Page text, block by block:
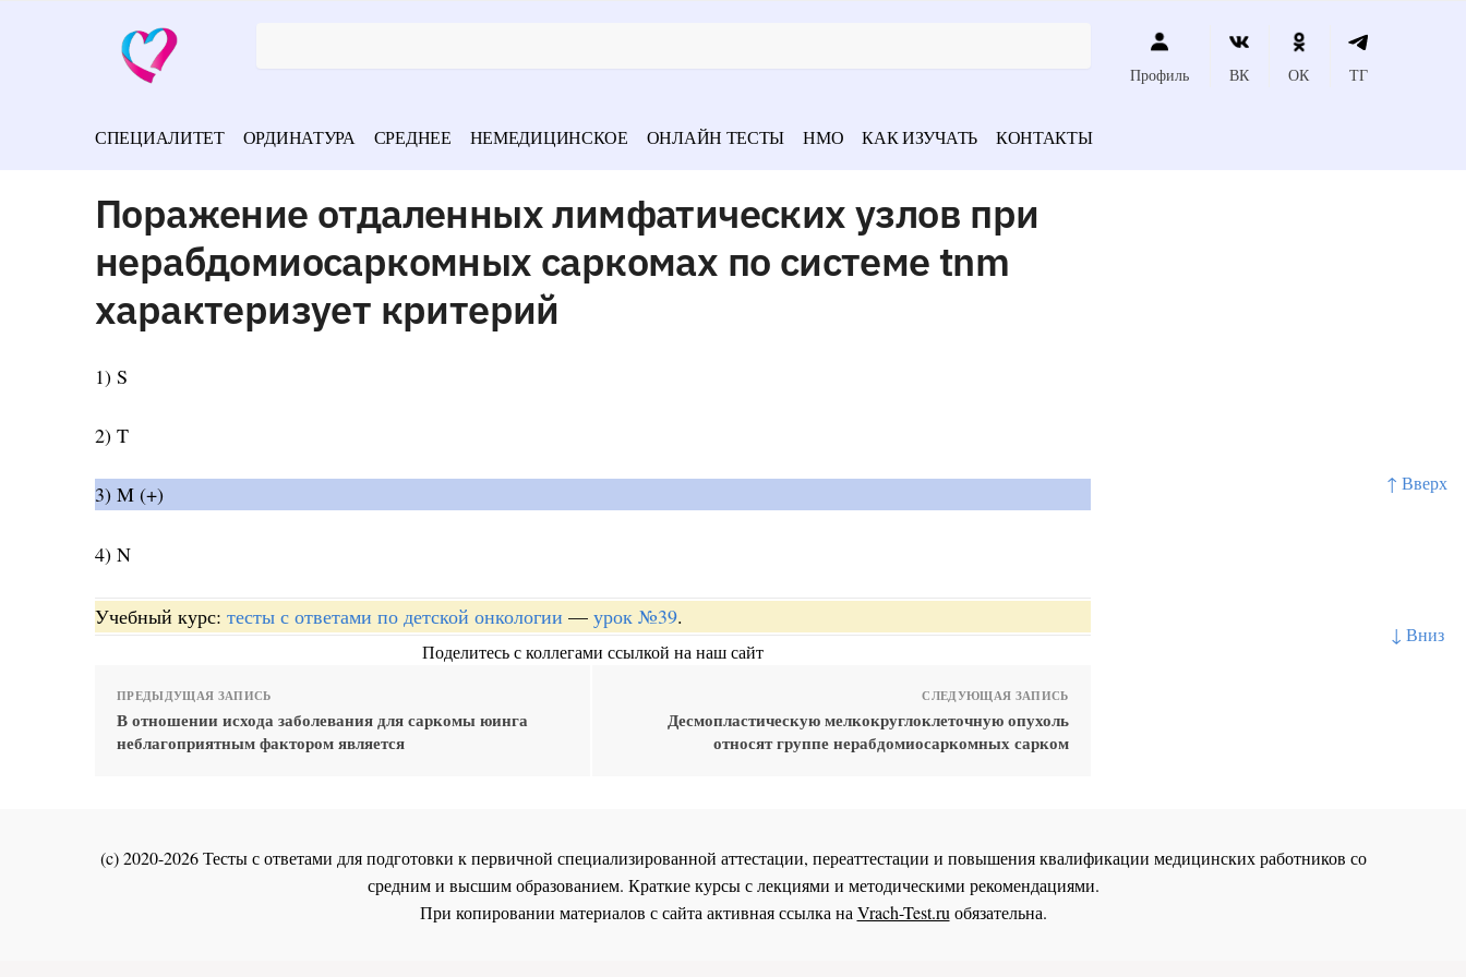
↑ Вверх
↓ Вниз
Профиль ВК ОК ТГ
СПЕЦИАЛИТЕТ ОРДИНАТУРА СРЕДНЕЕ НЕМЕДИЦИНСКОЕ ОНЛАЙН ТЕСТЫ НМО КАК ИЗУЧАТЬ КОНТАКТЫ
Поражение отдаленных лимфатических узлов при
нерабдомиосаркомных саркомах по системе tnm
характеризует критерий
1) S
2) T
3) M (+)
4) N
Учебный курс: тесты с ответами по детской онкологии — урок №39.
Поделитесь с коллегами ссылкой на наш сайт
ПРЕДЫДУЩАЯ ЗАПИСЬ
В отношении исхода заболевания для саркомы юинга
неблагоприятным фактором является
СЛЕДУЮЩАЯ ЗАПИСЬ
Десмопластическую мелкокруглоклеточную опухоль
относят группе нерабдомиосаркомных сарком
(c) 2020-2026 Тесты с ответами для подготовки к первичной специализированной аттестации, переаттестации и повышения квалификации медицинских работников со
средним и высшим образованием. Краткие курсы с лекциями и методическими рекомендациями.
При копировании материалов с сайта активная ссылка наVrach-Test.ruобязательна.